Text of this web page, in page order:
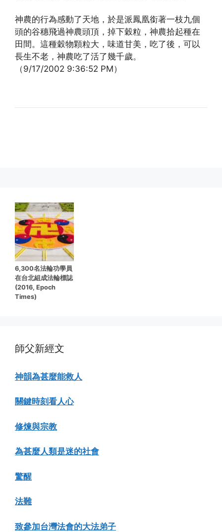
神農的行為感動了天地，於是派鳳凰銜著一枝九個
頭的谷穗飛過神農頭頂，掉下穀粒，神農拾起種在
田間。這種穀物顆粒大，味道甘美，吃了後，可以
長生不老，神農吃了活了幾千歲。
（9/17/2002 9:36:52 PM）
6,300名法輪功學員
在台北組成法輪標誌
(2016, Epoch
Times)
師父新經文
神韻為甚麼能救人
關鍵時刻看人心
修煉與宗教
為甚麼人類是迷的社會
驚醒
法難
致參加台灣法會的大法弟子